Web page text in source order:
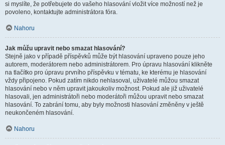
si myslíte, že potřebujete do vašeho hlasování vložit více možností než je
povoleno, kontaktujte administrátora fóra.
Nahoru
Jak můžu upravit nebo smazat hlasování?
Stejně jako v případě příspěvků může být hlasování upraveno pouze jeho
autorem, moderátorem nebo administrátorem. Pro úpravu hlasování klikněte
na tlačítko pro úpravu prvního příspěvku v tématu, ke kterému je hlasování
vždy připojeno. Pokud zatím nikdo nehlasoval, uživatelé můžou smazat
hlasování nebo v něm upravit jakoukoliv možnost. Pokud ale již uživatelé
hlasovali, jen administrátoři nebo moderátoři můžou upravit nebo smazat
hlasování. To zabrání tomu, aby byly možnosti hlasování změněny v ještě
neukončeném hlasování.
Nahoru